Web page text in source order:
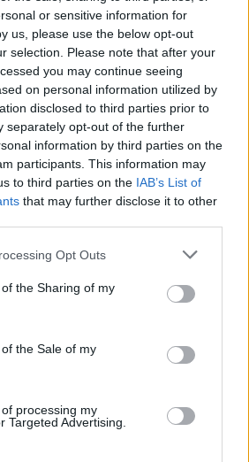
or sensitive information for
us, please use the below opt-out
selection. Please note that after your
you may continue seeing
on personal information utilized by
disclosed to third parties prior to
separately opt-out of the further
information by third parties on the
participants. This information may
to third parties on the IAB’s List of
that may further disclose it to other
Opt Outs
the Sharing of my
the Sale of my
processing my
Targeted Advertising.
ΠΟΛΙΤΙΣΜΟΣ
πρωτάθλημα ποδοσφαίρου
Νίκολσον έβγαλε μια περιουσία
10/8: Η μέρα ευνοεί τις γλυκές
στην Πάρο: «Έφυγε ένα
από την προσοχή μου» - Ο
4χρονου που πνίγηκε σε beach bar